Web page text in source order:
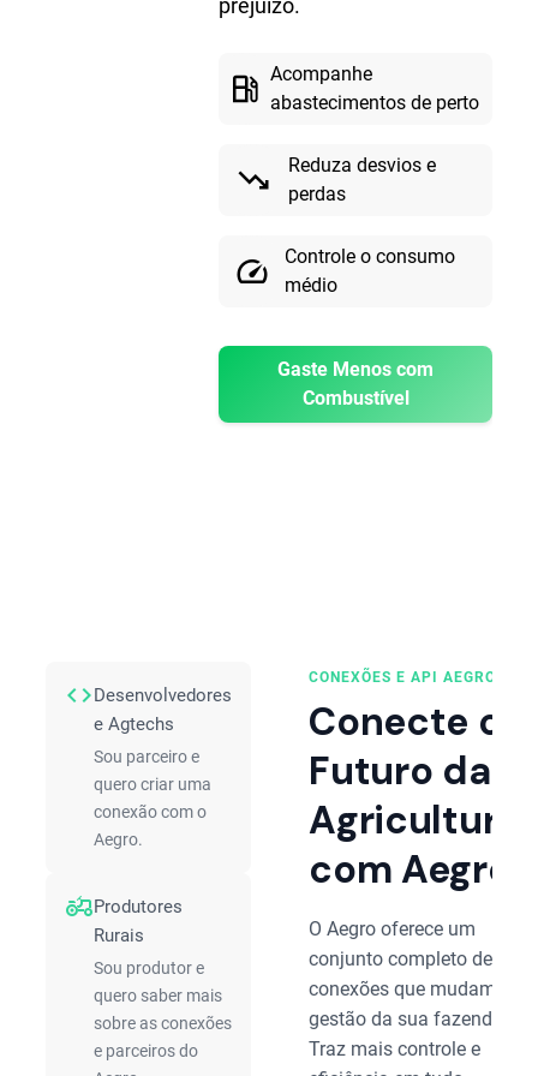
prejuízo.
local_gas_station Acompanhe
abastecimentos de perto
trending_down
Reduza desvios e
perdas
speed
Controle o consumo
médio
Gaste Menos com
Combustível
CONEXÕES E API AEGRO
Conecte o
Futuro da
Agricultura
com Aegro
O Aegro oferece um
conjunto completo de
conexões que mudam a
gestão da sua fazenda.
Traz mais controle e
codeDesenvolvedores
e Agtechs
Sou parceiro e
quero criar uma
conexão com o
Aegro.
agricultureProdutores
Rurais
Sou produtor e
quero saber mais
sobre as conexões
e parceiros do